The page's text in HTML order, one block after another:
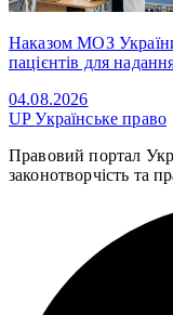
Наказом МОЗ України
пацієнтів для
04.08.2026
UPУкраїнське право
Правовий портал
законотворчість та